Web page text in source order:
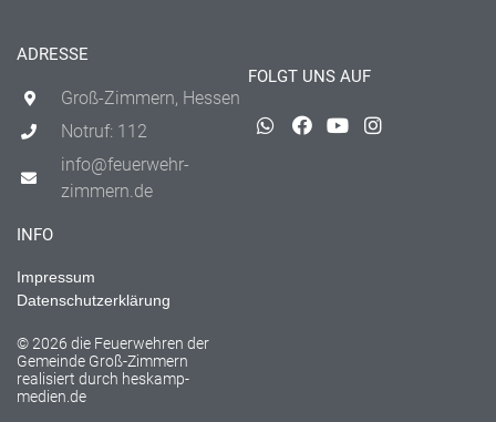
ADRESSE
Groß-Zimmern, Hessen
Notruf: 112
info@feuerwehr-
zimmern.de
FOLGT UNS AUF
INFO
Impressum
Datenschutzerklärung
© 2026 die Feuerwehren der
Gemeinde Groß-Zimmern
realisiert durch heskamp-
medien.de